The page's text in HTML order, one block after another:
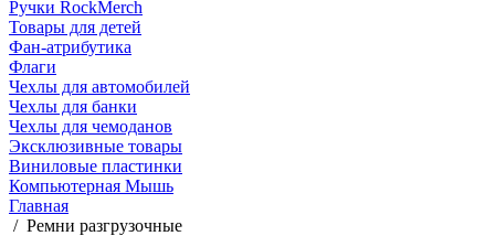
Ручки RockMerch
Товары для детей
Фан-атрибутика
Флаги
Чехлы для автомобилей
Чехлы для банки
Чехлы для чемоданов
Эксклюзивные товары
Виниловые пластинки
Компьютерная Мышь
Главная
/ Ремни разгрузочные